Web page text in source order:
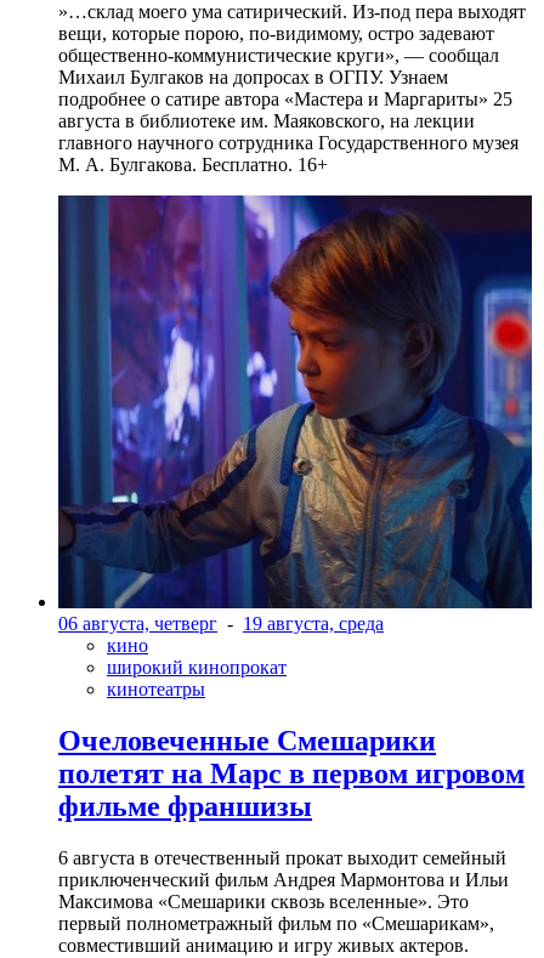
»…склад моего ума сатирический. Из-под пера выходят
вещи, которые порою, по-видимому, остро задевают
общественно-коммунистические круги», — сообщал
Михаил Булгаков на допросах в ОГПУ. Узнаем
подробнее о сатире автора «Мастера и Маргариты» 25
августа в библиотеке им. Маяковского, на лекции
главного научного сотрудника Государственного музея
М. А. Булгакова. Бесплатно. 16+
06 августа, четверг - 19 августа, среда
кино
широкий кинопрокат
кинотеатры
Очеловеченные Смешарики
полетят на Марс в первом игровом
фильме франшизы
6 августа в отечественный прокат выходит семейный
приключенческий фильм Андрея Мармонтова и Ильи
Максимова «Смешарики сквозь вселенные». Это
первый полнометражный фильм по «Смешарикам»,
совместивший анимацию и игру живых актеров.